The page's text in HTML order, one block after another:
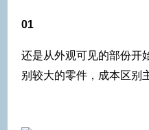
01
还是从外观可见的部份开
别较大的零件，成本区别